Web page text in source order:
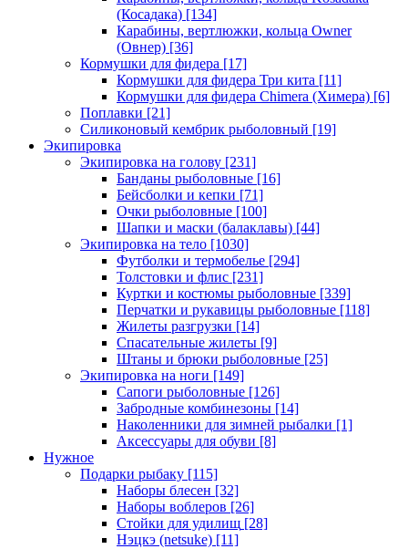
(Косадака) [134]
Карабины, вертлюжки, кольца Owner
(Овнер) [36]
Кормушки для фидера [17]
Кормушки для фидера Три кита [11]
Кормушки для фидера Chimera (Химера) [6]
Поплавки [21]
Силиконовый кембрик рыболовный [19]
Экипировка
Экипировка на голову [231]
Банданы рыболовные [16]
Бейсболки и кепки [71]
Очки рыболовные [100]
Шапки и маски (балаклавы) [44]
Экипировка на тело [1030]
Футболки и термобелье [294]
Толстовки и флис [231]
Куртки и костюмы рыболовные [339]
Перчатки и рукавицы рыболовные [118]
Жилеты разгрузки [14]
Спасательные жилеты [9]
Штаны и брюки рыболовные [25]
Экипировка на ноги [149]
Сапоги рыболовные [126]
Забродные комбинезоны [14]
Наколенники для зимней рыбалки [1]
Аксессуары для обуви [8]
Нужное
Подарки рыбаку [115]
Наборы блесен [32]
Наборы воблеров [26]
Стойки для удилищ [28]
Нэцкэ (netsuke) [11]